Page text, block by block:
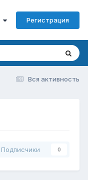
Регистрация
Вся активность
Подписчики 0